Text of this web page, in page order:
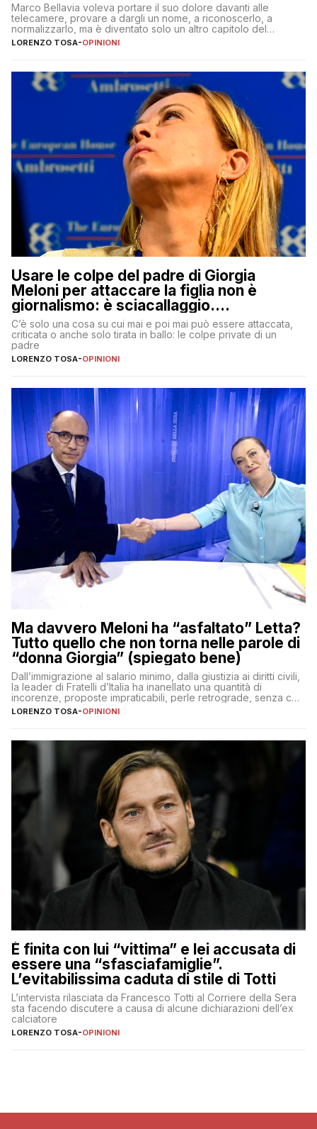
Marco Bellavia voleva portare il suo dolore davanti alle
telecamere, provare a dargli un nome, a riconoscerlo, a
normalizzarlo, ma è diventato solo un altro capitolo del
copione
LORENZO TOSA-OPINIONI
Usare le colpe del padre di Giorgia
Meloni per attaccare la figlia non è
giornalismo: è sciacallaggio.
Dimostriamo di essere diversi
C’è solo una cosa su cui mai e poi mai può essere attaccata,
criticata o anche solo tirata in ballo: le colpe private di un
padre
LORENZO TOSA-OPINIONI
Ma davvero Meloni ha “asfaltato” Letta?
Tutto quello che non torna nelle parole di
“donna Giorgia” (spiegato bene)
Dall’immigrazione al salario minimo, dalla giustizia ai diritti civili,
la leader di Fratelli d’Italia ha inanellato una quantità di
incorenze, proposte impraticabili, perle retrograde, senza che
nessuno – a destra come a sinistra – glielo abbia fatto notare
LORENZO TOSA-OPINIONI
È finita con lui “vittima” e lei accusata di
essere una “sfasciafamiglie”.
L’evitabilissima caduta di stile di Totti
L’intervista rilasciata da Francesco Totti al Corriere della Sera
sta facendo discutere a causa di alcune dichiarazioni dell’ex
calciatore
LORENZO TOSA-OPINIONI